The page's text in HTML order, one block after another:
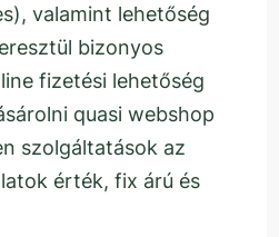
valamint lehetőség
bizonyos
fizetési lehetőség
quasi webshop
szolgáltatások az
érték, fix árú és